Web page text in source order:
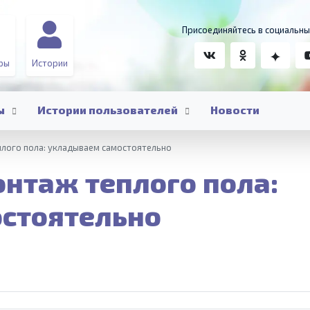
Истории
Присоединяйтесь в
Истории пользователей Новости
пола: укладываем самостоятельно
теплого пола: